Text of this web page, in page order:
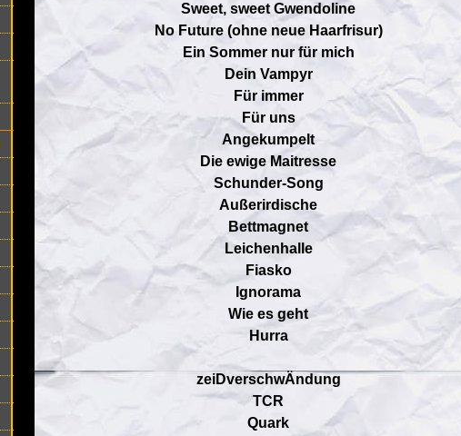
Sweet, sweet Gwendoline
No Future (ohne neue Haarfrisur)
Ein Sommer nur für mich
Dein Vampyr
Für immer
Für uns
Angekumpelt
Die ewige Maitresse
Schunder-Song
Außerirdische
Bettmagnet
Leichenhalle
Fiasko
Ignorama
Wie es geht
Hurra
zeiDverschwÄndung
TCR
Quark